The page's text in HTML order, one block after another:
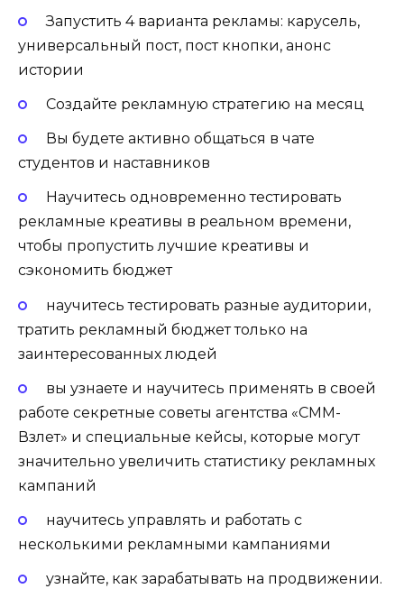
Запустить 4 варианта рекламы: карусель,
универсальный пост, пост кнопки, анонс
истории
Создайте рекламную стратегию на месяц
Вы будете активно общаться в чате
студентов и наставников
Научитесь одновременно тестировать
рекламные креативы в реальном времени,
чтобы пропустить лучшие креативы и
сэкономить бюджет
научитесь тестировать разные аудитории,
тратить рекламный бюджет только на
заинтересованных людей
вы узнаете и научитесь применять в своей
работе секретные советы агентства «СММ-
Взлет» и специальные кейсы, которые могут
значительно увеличить статистику рекламных
кампаний
научитесь управлять и работать с
несколькими рекламными кампаниями
узнайте, как зарабатывать на продвижении.